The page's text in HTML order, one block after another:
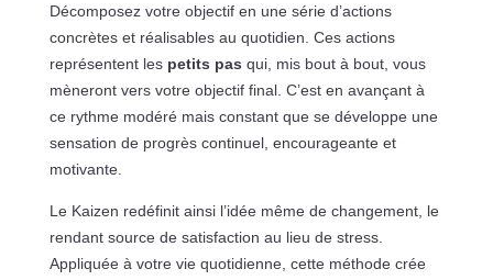
Décomposez votre objectif en une série d’actions
concrètes et réalisables au quotidien. Ces actions
représentent les petits pas qui, mis bout à bout, vous
mèneront vers votre objectif final. C’est en avançant à
ce rythme modéré mais constant que se développe une
sensation de progrès continuel, encourageante et
motivante.
Le Kaizen redéfinit ainsi l’idée même de changement, le
rendant source de satisfaction au lieu de stress.
Appliquée à votre vie quotidienne, cette méthode crée